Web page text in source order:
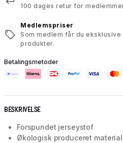
100 dages retur for
Medlemspriser
Som medlem får du
produkter.
Betalingsmetoder
BESKRIVELSE
Forspundet jerseystof
Økologisk produceret